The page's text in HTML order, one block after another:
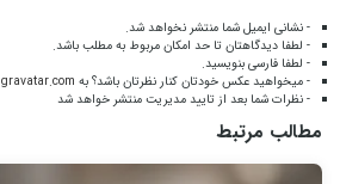
- نشانی ایمیل شما منتشر نخواهد شد.
- لطفا دیدگاهتان تا حد امکان مربوط به مطلب باشد.
- لطفا فارسی بنویسید.
- میخواهید عکس خودتان کنار نظرتان باشد؟ به gravatar.com
- نظرات شما بعد از تایید مدیریت منتشر خواهد شد
مطالب مرتبط